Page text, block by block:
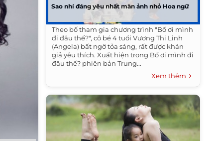
Sao nhí đáng yêu nhất màn ảnh nhỏ Hoa ngữ
Theo bố tham gia chương trình "Bố ơi mình
đi đâu thế?", cô bé 4 tuổi Vương Thi Linh
(Angela) bất ngờ tỏa sáng, rất được khán
giả yêu thích. Xuất hiện trong Bố ơi mình đi
đâu thế? phiên bản Trung...
Xem thêm